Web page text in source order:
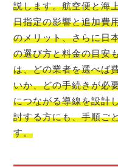
説します。航空便と海
日指定の影響と追加費
のメリット、さらに日
の選び方と料金の目安
は、どの業者を選べば
いか、どの手続きが必
につながる導線を設計
討する方にも、手順ご
す。